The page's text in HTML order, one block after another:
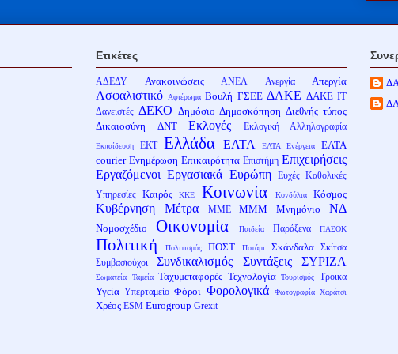
Ετικέτες
ΑΔΕΔΥ Ανακοινώσεις ΑΝΕΛ Ανεργία Απεργία
Ασφαλιστικό Αφιέρωμα Βουλή ΓΣΕΕ ΔΑΚΕ ΔΑΚΕ ΙΤ
Δανειστές ΔΕΚΟ Δημόσιο Δημοσκόπηση Διεθνής τύπος
Δικαιοσύνη
ΔΝΤ Εκλογές Εκλογική Αλληλογραφία
Εκπαίδευση ΕΚΤ Ελλάδα ΕΛΤΑ ΕΛΤΑ Ενέργεια
ΕΛΤΑ
courier Ενημέρωση Επικαιρότητα Επιστήμη Επιχειρήσεις
Εργαζόμενοι Εργασιακά Ευρώπη Ευχές Καθολικές
Υπηρεσίες
Καιρός ΚΚΕ Κοινωνία Κονδύλια Κόσμος
Κυβέρνηση Μέτρα ΜΜΕ ΜΜΜ Μνημόνιο ΝΔ
Νομοσχέδιο Οικονομία Παιδεία Παράξενα ΠΑΣΟΚ
Πολιτική Πολιτισμός ΠΟΣΤ Ποτάμι Σκάνδαλα
Σκίτσα
Συμβασιούχοι
Συνδικαλισμός Συντάξεις ΣΥΡΙΖΑ
Σωματεία Ταμεία Ταχυμεταφορές Τεχνολογία Τουρισμός Τροικα
Υγεία Υπερταμείο Φόροι Φορολογικά Φωτογραφία Χαράτσι
Χρέος ESM Eurogroup Grexit